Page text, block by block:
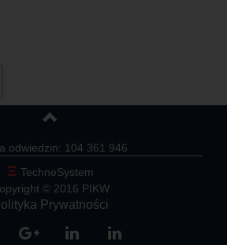
odwiedzin: 104 361 946
Ξ TechneSystem
© 2016 PIKW
Prywatności